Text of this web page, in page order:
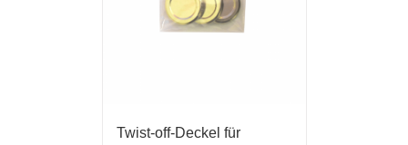
Twist-off-Deckel für